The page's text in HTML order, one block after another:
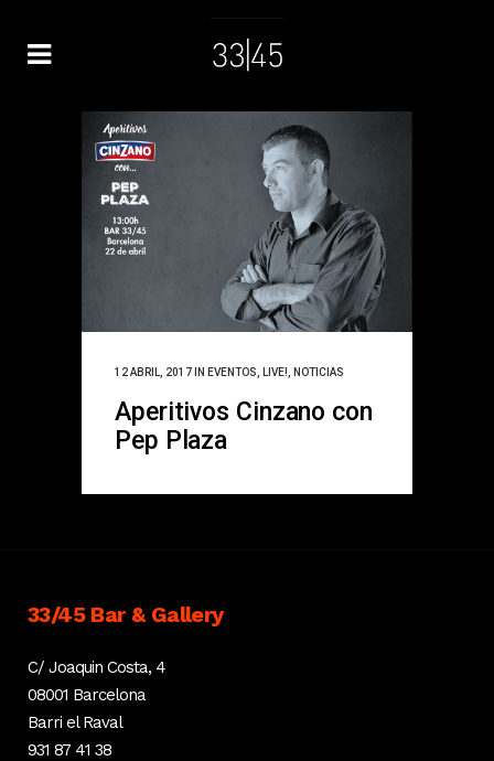
12 ABRIL, 2017 IN EVENTOS LIVE! NOTICIAS
Aperitivos Cinzano con
Pep Plaza
33/45 Bar & Gallery
C/ Joaquin Costa, 4
08001 Barcelona
Barri el Raval
931 87 41 38